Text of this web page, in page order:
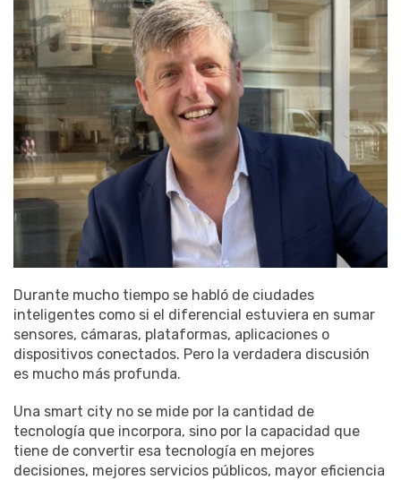
Durante mucho tiempo se habló de ciudades
inteligentes como si el diferencial estuviera en sumar
sensores, cámaras, plataformas, aplicaciones o
dispositivos conectados. Pero la verdadera discusión
es mucho más profunda.
Una smart city no se mide por la cantidad de
tecnología que incorpora, sino por la capacidad que
tiene de convertir esa tecnología en mejores
decisiones, mejores servicios públicos, mayor eficiencia